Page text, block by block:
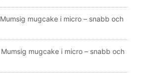
Mumsig mugcake i micro – snabb och
Mumsig mugcake i micro – snabb och